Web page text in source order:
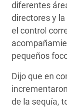
diferentes
directores y
el control
pequeños
Dijo que en
de la sequía,